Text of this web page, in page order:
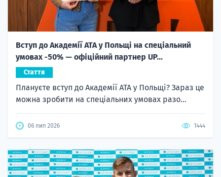
Вступ до Академії ATA у Польщі на спеціальний
умовах -50% — офіційний партнер UP...
Стаття
Плануєте вступ до Академії ATA у Польщі? Зараз це
можна зробити на спеціальних умовах разо...
06 лип 2026 1444